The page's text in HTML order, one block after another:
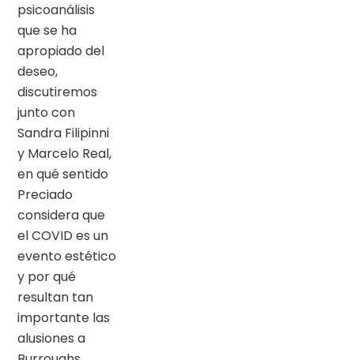
psicoanálisis
que se ha
apropiado del
deseo,
discutiremos
junto con
Sandra Filipinni
y Marcelo Real,
en qué sentido
Preciado
considera que
el COVID es un
evento estético
y por qué
resultan tan
importante las
alusiones a